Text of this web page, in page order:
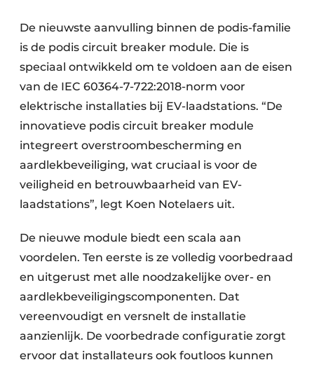
De nieuwste aanvulling binnen de podis-familie
is de podis circuit breaker module. Die is
speciaal ontwikkeld om te voldoen aan de eisen
van de IEC 60364-7-722:2018-norm voor
elektrische installaties bij EV-laadstations. “De
innovatieve podis circuit breaker module
integreert overstroombescherming en
aardlekbeveiliging, wat cruciaal is voor de
veiligheid en betrouwbaarheid van EV-
laadstations”, legt Koen Notelaers uit.
De nieuwe module biedt een scala aan
voordelen. Ten eerste is ze volledig voorbedraad
en uitgerust met alle noodzakelijke over- en
aardlekbeveiligingscomponenten. Dat
vereenvoudigt en versnelt de installatie
aanzienlijk. De voorbedrade configuratie zorgt
ervoor dat installateurs ook foutloos kunnen